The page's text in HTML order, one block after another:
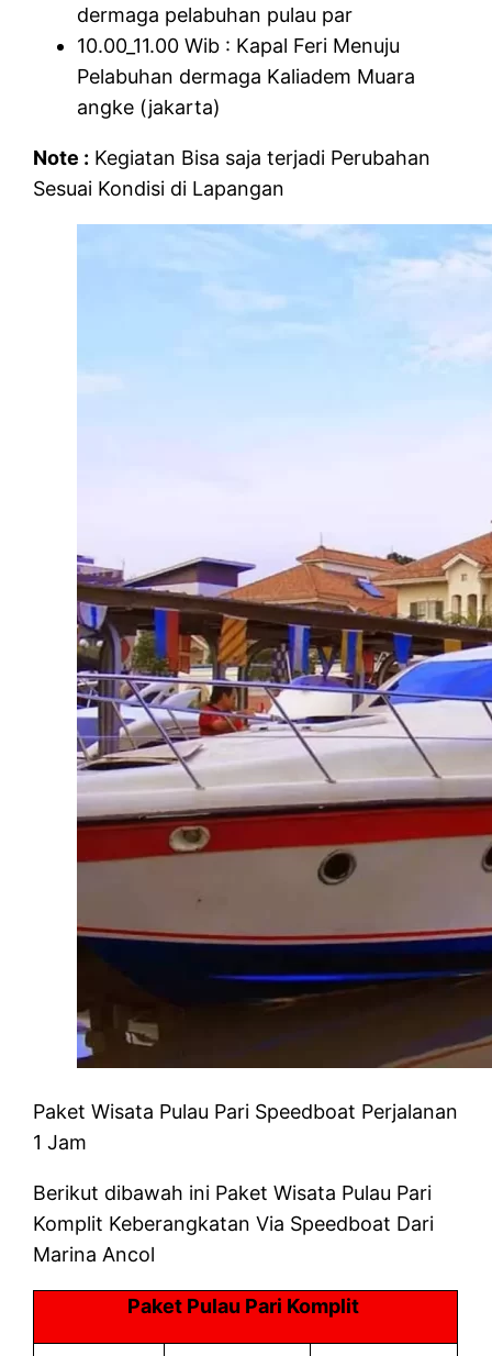
dermaga pelabuhan pulau par
10.00_11.00 Wib : Kapal Feri Menuju
Pelabuhan dermaga Kaliadem Muara
angke (jakarta)
Note : Kegiatan Bisa saja terjadi Perubahan
Sesuai Kondisi di Lapangan
Paket Wisata Pulau Pari Speedboat Perjalanan
1 Jam
Berikut dibawah ini Paket Wisata Pulau Pari
Komplit Keberangkatan Via Speedboat Dari
Marina Ancol
Paket Pulau Pari Komplit